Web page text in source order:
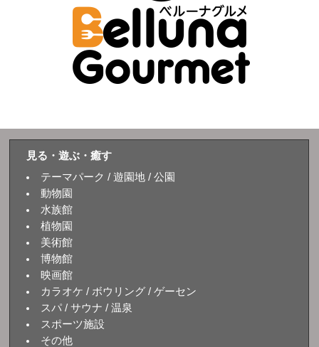
見る・遊ぶ・癒す
テーマパーク / 遊園地 / 公園
動物園
水族館
植物園
美術館
博物館
映画館
カラオケ / ボウリング / ゲーセン
スパ / サウナ / 温泉
スポーツ施設
その他